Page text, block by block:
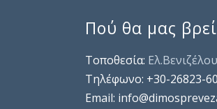
Πού θα μας
Τοποθεσία:
Τηλέφωνo: +30-26823-
Email: